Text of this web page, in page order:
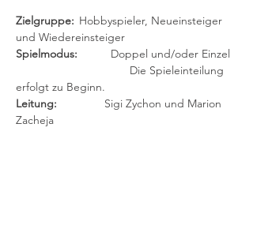
Zielgruppe:
und Wiedereinsteiger
Spielmodus:
Doppel und/oder Einzel
erfolgt zu Beginn.
Sigi Zychon und Marion
Zacheja